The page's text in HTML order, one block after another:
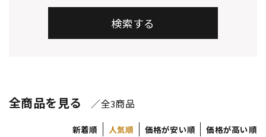
全商品を見る ／全3商品
新着順 人気順 価格が安い順 価格が高い順